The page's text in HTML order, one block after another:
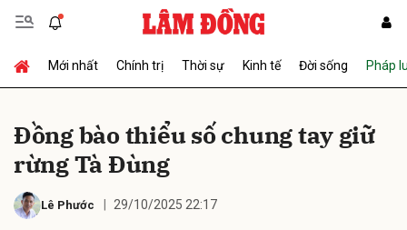
Mới nhất Chính trị Thời sự Kinh tế Đời sống Pháp
Đồng bào thiểu số chung tay giữ
rừng Tà Đùng
Lê Phước 29/10/2025 22:17
Gửi bình luận